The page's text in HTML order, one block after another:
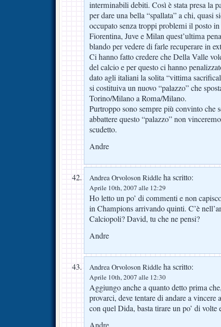
interminabili debiti. Così è stata presa la
per dare una bella “spallata” a chi, quasi
occupato senza troppi problemi il posto
Fiorentina, Juve e Milan quest’ultima
blando per vedere di farle recuperare in
Ci hanno fatto credere che Della Valle
del calcio e per questo ci hanno
dato agli italiani la solita “vittima
si costituiva un nuovo “palazzo” che
Torino/Milano a Roma/Milano.
Purtroppo sono sempre più convinto che
abbattere questo “palazzo” non
scudetto.
Andre
Andrea Orvoloson Riddle ha scritto:
Aprile 10th, 2007 alle 12:29
Ho letto un po’ di commenti e non
in Champions arrivando quinti. C’è
Calciopoli? David, tu che ne pensi?
Andre
Andrea Orvoloson Riddle ha scritto:
Aprile 10th, 2007 alle 12:30
Aggiungo anche a quanto detto prima
provarci, deve tentare di andare a
con quel Dida, basta tirare un po’ di